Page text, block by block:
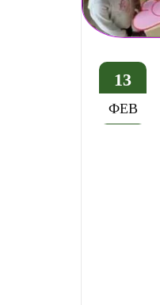
13
ФЕВ